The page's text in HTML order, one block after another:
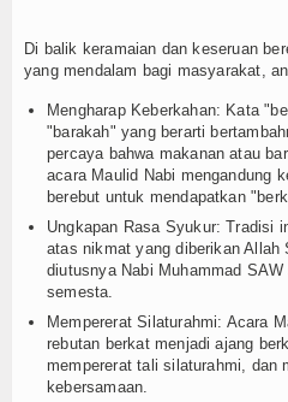
​Di balik keramaian dan keseruan
yang mendalam bagi masyarakat,
Mengharap Keberkahan: Kata
"barakah" yang berarti
percaya bahwa makanan atau
acara Maulid Nabi mengandung
berebut untuk mendapatkan
Ungkapan Rasa Syukur: Tradisi
atas nikmat yang diberikan Allah
diutusnya Nabi Muhammad
semesta.
Mempererat Silaturahmi: Acara
rebutan berkat menjadi ajang
mempererat tali silaturahmi, dan
kebersamaan.